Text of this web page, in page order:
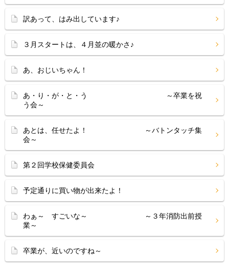
訳あって、はみ出しています♪
３月スタートは、４月並の暖かさ♪
あ、おじいちゃん！
あ・り・が・と・う ～卒業を祝
う会～
あとは、任せたよ！ ～バトンタッチ集
会～
第２回学校保健委員会
予定通りに買い物が出来たよ！
わぁ～ すごいな～ ～３年消防出前授
業～
卒業が、近いのですね～